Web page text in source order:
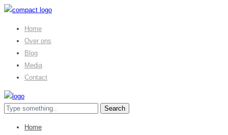
Home
Over ons
Blog
Media
Contact
Home